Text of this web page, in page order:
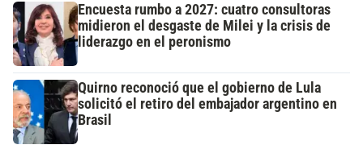
Encuesta rumbo a 2027: cuatro consultoras
midieron el desgaste de Milei y la crisis de
liderazgo en el peronismo
Quirno reconoció que el gobierno de Lula
solicitó el retiro del embajador argentino en
Brasil